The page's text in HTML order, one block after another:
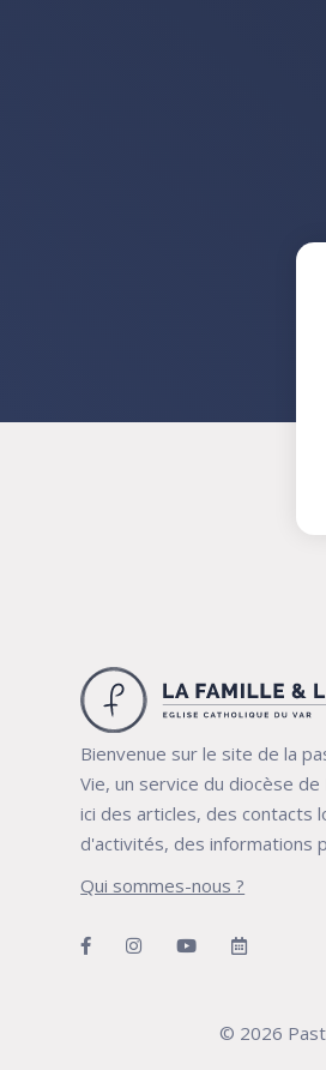
Bienvenue sur le site de la
Vie, un service du diocèse
ici des articles, des contacts
d'activités, des informations
Qui sommes-nous ?
© 2026